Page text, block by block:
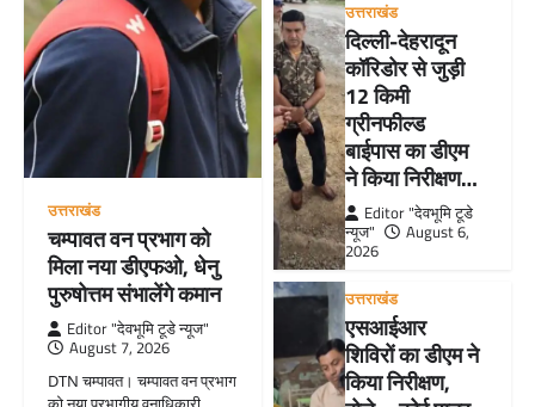
उत्तराखंड
चम्पावत वन प्रभाग को
मिला नया डीएफओ, धेनु
पुरुषोत्तम संभालेंगे कमान
Editor "देवभूमि टूडे न्यूज"
August 7, 2026
DTN चम्पावत। चम्पावत वन प्रभाग
उत्तराखंड
दिल्ली-देहरादून
कॉरिडोर से जुड़ी
12 किमी
ग्रीनफील्ड
बाईपास का डीएम
ने किया निरीक्षण…
Editor "देवभूमि टूडे
न्यूज"
August 6,
2026
उत्तराखंड
एसआईआर
शिविरों का डीएम ने
किया निरीक्षण,